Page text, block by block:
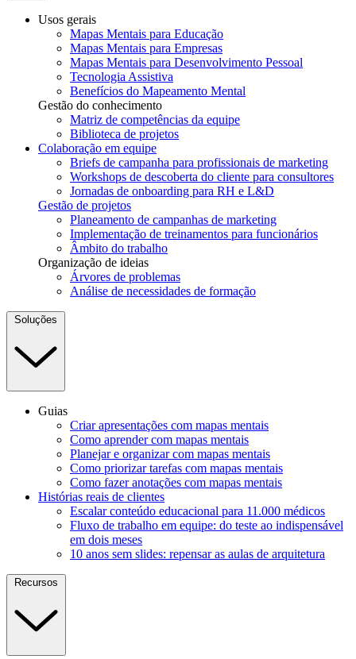
Usos gerais
Mapas Mentais para Educação
Mapas Mentais para Empresas
Mapas Mentais para Desenvolvimento Pessoal
Tecnologia Assistiva
Benefícios do Mapeamento Mental
Gestão do conhecimento
Matriz de competências da equipe
Biblioteca de projetos
Colaboração em equipe
Briefs de campanha para profissionais de marketing
Workshops de descoberta do cliente para consultores
Jornadas de onboarding para RH e L&D
Gestão de projetos
Planeamento de campanhas de marketing
Implementação de treinamentos para funcionários
Âmbito do trabalho
Organização de ideias
Árvores de problemas
Análise de necessidades de formação
Soluções
Guias
Criar apresentações com mapas mentais
Como aprender com mapas mentais
Planejar e organizar com mapas mentais
Como priorizar tarefas com mapas mentais
Como fazer anotações com mapas mentais
Histórias reais de clientes
Escalar conteúdo educacional para 11.000 médicos
Fluxo de trabalho em equipe: do teste ao indispensável
em dois meses
10 anos sem slides: repensar as aulas de arquitetura
Recursos